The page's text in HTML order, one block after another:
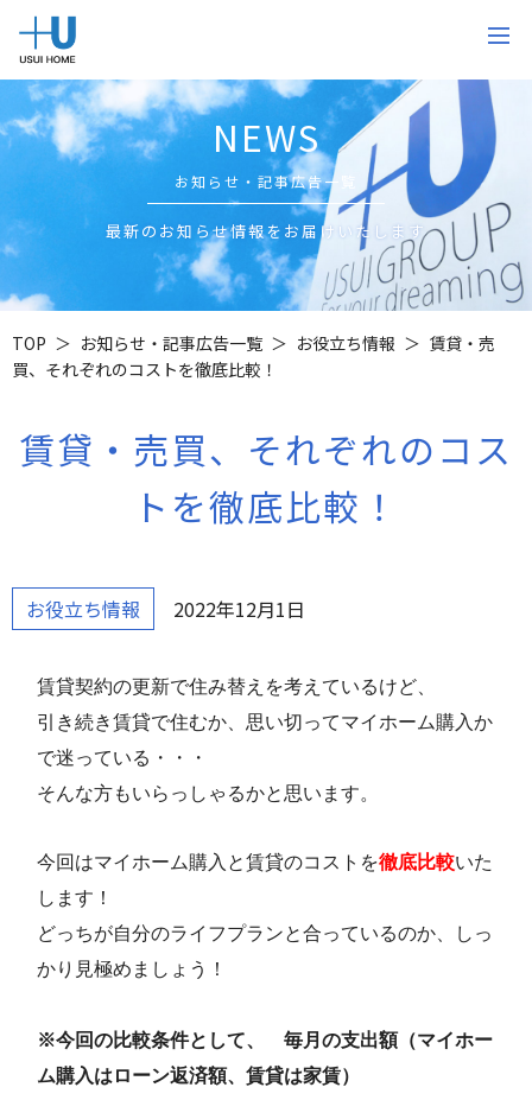
NEWS
お知らせ・記事広告一覧
最新のお知らせ情報をお届けいたします
TOP お知らせ・記事広告一覧 お役立ち情報
賃貸・売
買、それぞれのコストを徹底比較！
賃貸・売買、それぞれのコス
トを徹底比較！
お役立ち情報 2022年12月1日
賃貸契約の更新で住み替えを考えているけど、
引き続き賃貸で住むか、思い切ってマイホーム購入か
で迷っている・・・
そんな方もいらっしゃるかと思います。
今回はマイホーム購入と賃貸のコストを徹底比較いた
します！
どっちが自分のライフプランと合っているのか、しっ
かり見極めましょう！
※今回の比較条件として、 毎月の支出額（マイホー
ム購入はローン返済額、賃貸は家賃）